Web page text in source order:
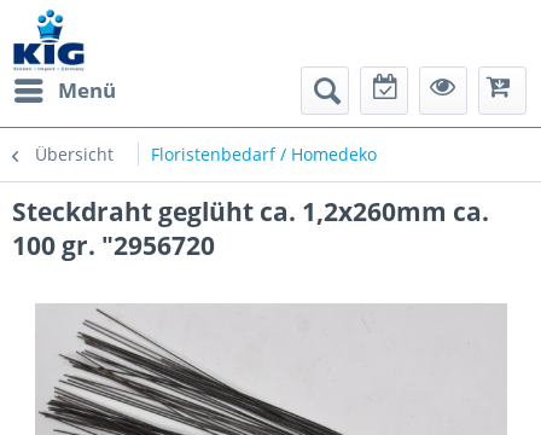
Menü
Übersicht Floristenbedarf / Homedeko
Steckdraht geglüht ca. 1,2x260mm ca.
100 gr. "2956720